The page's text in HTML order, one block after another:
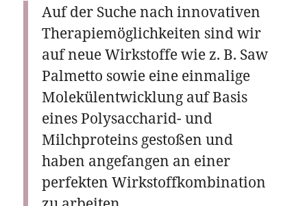
Auf der Suche nach innovativen
Therapiemöglichkeiten sind wir
auf neue Wirkstoffe wie z. B. Saw
Palmetto sowie eine einmalige
Molekülentwicklung auf Basis
eines Polysaccharid- und
Milchproteins gestoßen und
haben angefangen an einer
perfekten Wirkstoffkombination